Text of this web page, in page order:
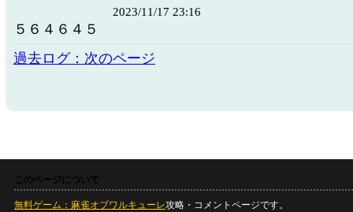
2023/11/17 23:16
５６４６４５
過去ログ：次のページ
このページについて
無料ゲーム：麻雀オブワルキューレ攻略・コメントページです。